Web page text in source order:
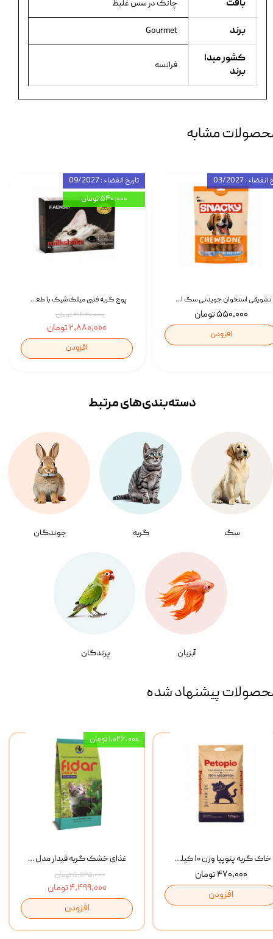
بافت چانک در سس غلیظ
برند Gourmet
کشور مبدا
برند
فرانسه
مشابه
پوچ گربه فنبی میلک‌شیک با طعم مرغ Faenbei Cat Milk Shake Pouch بسته 12 عددی
۳,۴۲۰,۰۰۰ تومان
۲,۸۸۰,۰۰۰ تومان
افزودن
تاریخ انقضاء : 09/2027
۵۴۰,۰۰۰ تومان
تشویقی استخوان جویدنی سگ اسنکی کرانچی با طعم مرغ Snacky Crunchy Munchy وزن 100 گرم
۵۵۰,۰۰۰ تومان
افزودن
: 03/2027
سگ گربه جوندگان
آبزیان پرندگان
دسته‌بندی‌‌های مرتبط
پیشنهاد شده
غذای خشک گربه فیدار مدل Adult وزن 10 کیلوگرم
۵,۵۲۵,۰۰۰ تومان
۴,۴۹۹,۰۰۰ تومان
افزودن
۱,۰۲۶,۰۰۰ تومان
خاک گربه پتوپیا وزن ۱۰ کیلوگرم
۴۷۰,۰۰۰ تومان
افزودن